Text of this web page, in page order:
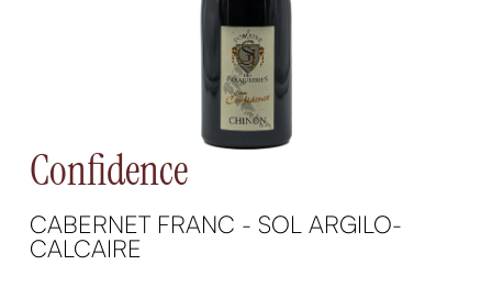
Confidence
CABERNET FRANC - SOL ARGILO-
CALCAIRE